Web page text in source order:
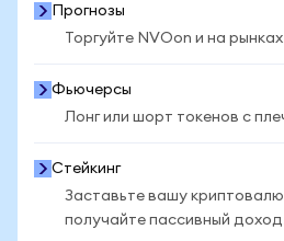
Прогнозы
Торгуйте NVOon и на
Фьючерсы
Лонг или шорт токенов с
Стейкинг
Заставьте вашу
получайте пассивный